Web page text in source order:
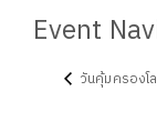
Event
วันคุ้มครองโ